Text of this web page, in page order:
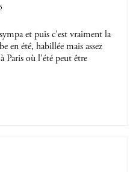
et puis c’est vraiment la
en été, habillée mais assez
Paris où l’été peut être